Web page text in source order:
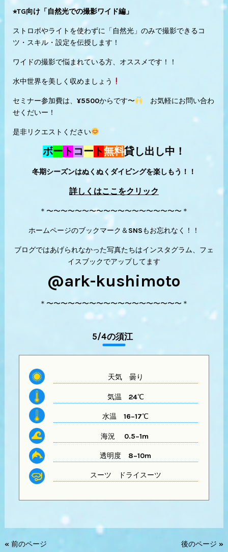
⭐︎TG向け「自然光での撮影ワイド編」
ストロボやライトを使わずに「自然光」のみで撮影できるコ
ツ・スキル・設定を伝授します！
ワイドの撮影で悩まれている方、オススメです！！
水中世界を美しく収めましょう
セミナー参加費は、¥5500からです〜
お気軽にお問い合わ
せくだいー！
是非リクエストください
ボー ト コー ト無料貸し出し中！
冬期シーズンはぬくぬくダイビングを楽しもう！！
詳しくはここをクリック
＊〜〜〜〜〜〜〜〜〜〜〜〜〜〜〜〜〜〜〜＊
ホームページのブックマーク＆SNSもお忘れなく！！
ブログではあげられなかった写真たちはインスタグラム、フェ
イスブックでアップしてます
@ark-kushimoto
＊〜〜〜〜〜〜〜〜〜〜〜〜〜〜〜〜〜〜〜＊
5/4の須江
天気 曇り
気温 24℃
水温 16−17℃
海況 0.5−1m
透明度 8−10m
スーツ ドライスーツ
« 前のページ 後のページ »